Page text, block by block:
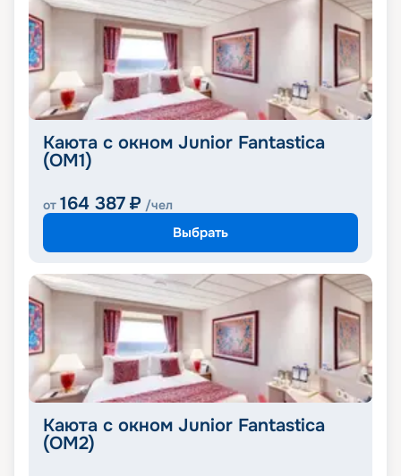
Каюта с окном Junior Fantastica
(OM1)
от 164 387 ₽ /чел
Выбрать
Каюта с окном Junior Fantastica
(OM2)